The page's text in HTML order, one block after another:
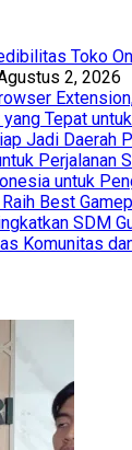
Toko
2, 2026
Tepat
Jadi Daerah
Perjalanan
untuk
Best
SDM
Komunitas